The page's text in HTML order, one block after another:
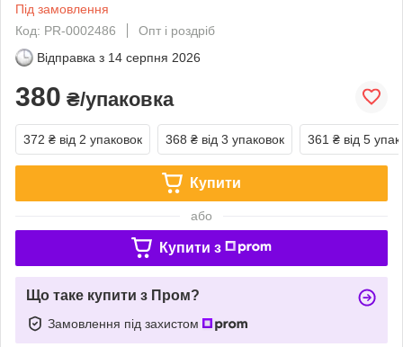
Під замовлення
Код: PR-0002486
Опт і роздріб
Відправка з 14 серпня 2026
380 ₴/упаковка
372 ₴ від 2 упаковок 368 ₴ від 3 упаковок 361 ₴ від 5
Купити
або
Купити з
Що таке купити з Пром?
Замовлення під захистом